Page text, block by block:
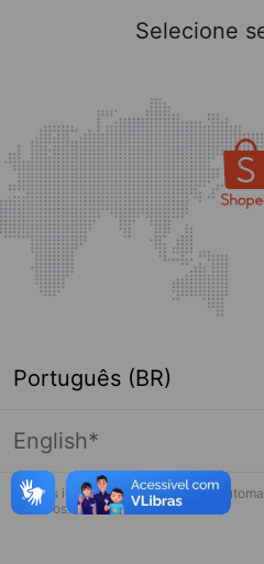
Página
Desculpe, algo deu
Selecione
Português (BR)
English*
* Esses idiomas serão traduzidos
terceiros.